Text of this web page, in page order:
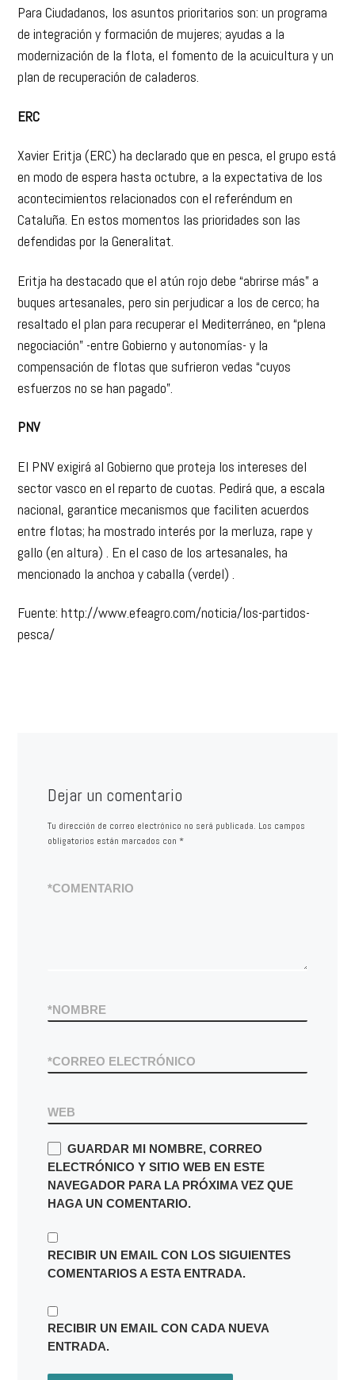
Para Ciudadanos, los asuntos prioritarios son: un programa
de integración y formación de mujeres; ayudas a la
modernización de la flota, el fomento de la acuicultura y un
plan de recuperación de caladeros.
ERC
Xavier Eritja (ERC) ha declarado que en pesca, el grupo está
en modo de espera hasta octubre, a la expectativa de los
acontecimientos relacionados con el referéndum en
Cataluña. En estos momentos las prioridades son las
defendidas por la Generalitat.
Eritja ha destacado que el atún rojo debe “abrirse más” a
buques artesanales, pero sin perjudicar a los de cerco; ha
resaltado el plan para recuperar el Mediterráneo, en “plena
negociación” -entre Gobierno y autonomías- y la
compensación de flotas que sufrieron vedas “cuyos
esfuerzos no se han pagado”.
PNV
El PNV exigirá al Gobierno que proteja los intereses del
sector vasco en el reparto de cuotas. Pedirá que, a escala
nacional, garantice mecanismos que faciliten acuerdos
entre flotas; ha mostrado interés por la merluza, rape y
gallo (en altura) . En el caso de los artesanales, ha
mencionado la anchoa y caballa (verdel) .
Fuente: http://www.efeagro.com/noticia/los-partidos-
pesca/
Dejar un comentario
Tu dirección de correo electrónico no será publicada. Los campos
obligatorios están marcados con *
COMENTARIO
*
NOMBRE
*
CORREO ELECTRÓNICO
*
WEB
GUARDAR MI NOMBRE, CORREO
ELECTRÓNICO Y SITIO WEB EN ESTE
NAVEGADOR PARA LA PRÓXIMA VEZ QUE
HAGA UN COMENTARIO.
RECIBIR UN EMAIL CON LOS SIGUIENTES
COMENTARIOS A ESTA ENTRADA.
RECIBIR UN EMAIL CON CADA NUEVA
ENTRADA.